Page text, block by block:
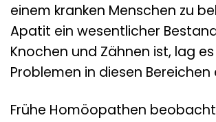
einem kranken Menschen zu
Apatit ein wesentlicher
Knochen und Zähnen ist, lag
Problemen in diesen Bereichen
Frühe Homöopathen